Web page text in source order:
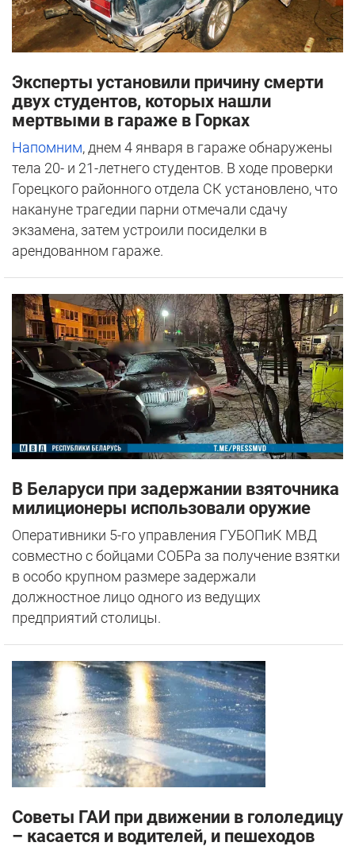
Эксперты установили причину смерти
двух студентов, которых нашли
мертвыми в гараже в Горках
Напомним, днем 4 января в гараже обнаружены
тела 20- и 21-летнего студентов. В ходе проверки
Горецкого районного отдела СК установлено, что
накануне трагедии парни отмечали сдачу
экзамена, затем устроили посиделки в
арендованном гараже.
В Беларуси при задержании взяточника
милиционеры использовали оружие
Оперативники 5-го управления ГУБОПиК МВД
совместно с бойцами СОБРа за получение взятки
в особо крупном размере задержали
должностное лицо одного из ведущих
предприятий столицы.
Советы ГАИ при движении в гололедицу
– касается и водителей, и пешеходов